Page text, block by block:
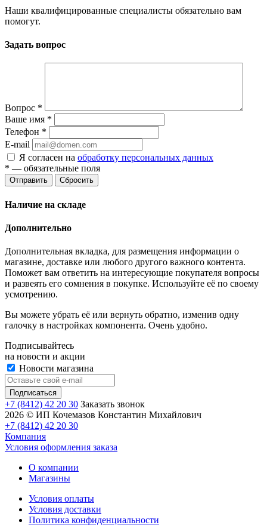
Наши квалифицированные специалисты обязательно вам
помогут.
Задать вопрос
Вопрос *
Ваше имя *
Телефон *
E-mail
Я согласен на обработку персональных данных
* — обязательные поля
Отправить Сбросить
Наличие на складе
Дополнительно
Дополнительная вкладка, для размещения информации о
магазине, доставке или любого другого важного контента.
Поможет вам ответить на интересующие покупателя вопросы
и развеять его сомнения в покупке. Используйте её по своему
усмотрению.
Вы можете убрать её или вернуть обратно, изменив одну
галочку в настройках компонента. Очень удобно.
Подписывайтесь
на новости и акции
Новости магазина
+7 (8412) 42 20 30 Заказать звонок
2026 © ИП Кочемазов Константин Михайлович
+7 (8412) 42 20 30
Компания
Условия оформления заказа
О компании
Магазины
Условия оплаты
Условия доставки
Политика конфиденциальности